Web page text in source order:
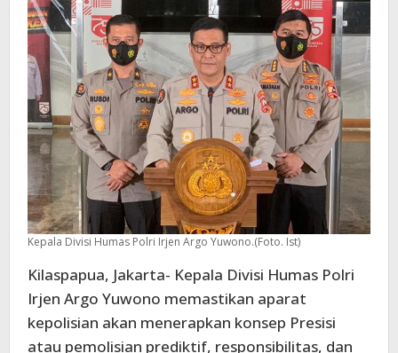
Kepala Divisi Humas Polri Irjen Argo Yuwono.(Foto. Ist)
Kilaspapua, Jakarta- Kepala Divisi Humas Polri
Irjen Argo Yuwono memastikan aparat
kepolisian akan menerapkan konsep Presisi
atau pemolisian prediktif, responsibilitas, dan